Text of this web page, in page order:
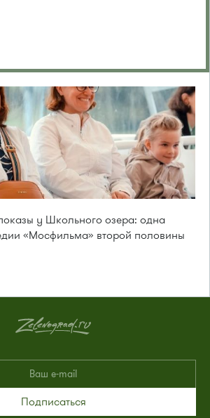
у Школьного озера: одна
«Мосфильма» второй половины
Подписаться